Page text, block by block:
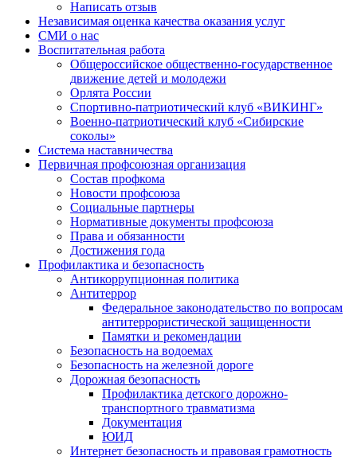
Написать отзыв
Независимая оценка качества оказания услуг
СМИ о нас
Воспитательная работа
Общероссийское общественно-государственное
движение детей и молодежи
Орлята России
Спортивно-патриотический клуб «ВИКИНГ»
Военно-патриотический клуб «Сибирские
соколы»
Система наставничества
Первичная профсоюзная организация
Состав профкома
Новости профсоюза
Социальные партнеры
Нормативные документы профсоюза
Права и обязанности
Достижения года
Профилактика и безопасность
Антикоррупционная политика
Антитеррор
Федеральное законодательство по вопросам
антитеррористической защищенности
Памятки и рекомендации
Безопасность на водоемах
Безопасность на железной дороге
Дорожная безопасность
Профилактика детского дорожно-
транспортного травматизма
Документация
ЮИД
Интернет безопасность и правовая грамотность